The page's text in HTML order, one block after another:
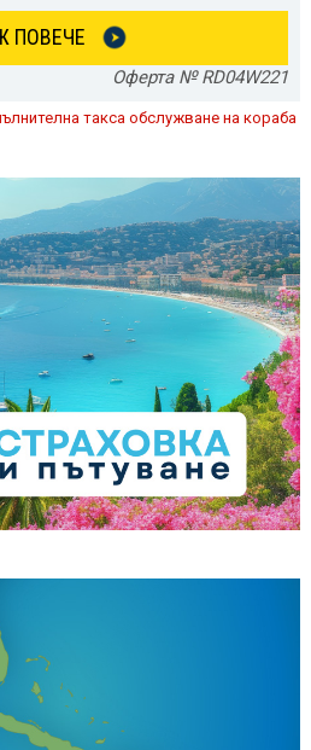
ПОВЕЧЕ
Оферта № RD04W221
такса обслужване на кораба